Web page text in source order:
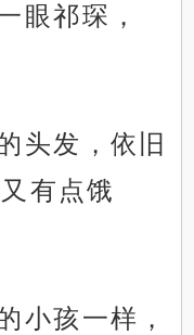
眼祁琛，
头发，依旧
有点饿
小孩一样，